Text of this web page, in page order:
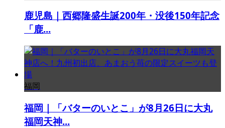
鹿児島｜西郷隆盛生誕200年・没後150年記念
「鹿...
福岡
福岡｜「バターのいとこ」が8月26日に大丸
福岡天神...